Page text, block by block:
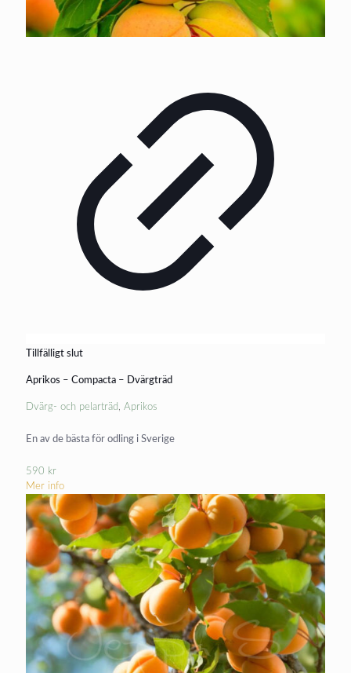
Tillfälligt slut
Aprikos – Compacta – Dvärgträd
Dvärg- och pelarträd, Aprikos
En av de bästa för odling i Sverige
590 kr
Mer info